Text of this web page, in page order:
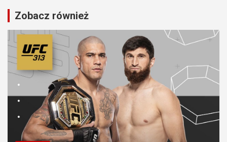
Zobacz również